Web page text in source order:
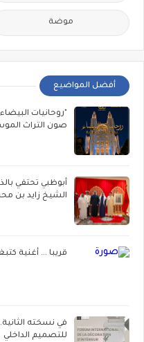
موضة
أفضل المواضيع
"روحانيات
صون التراث
الشيخ زايد بن
قريبا ... أغنية
في نسخته
للتصميم الداخلي